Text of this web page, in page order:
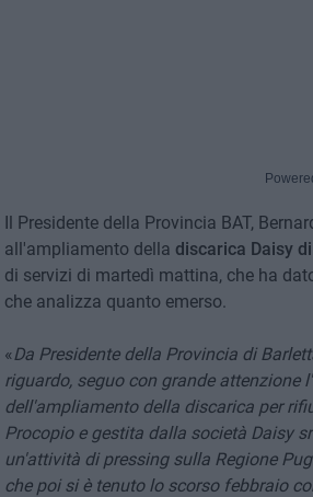
Il Presidente della Provincia BAT,
all'ampliamento della discarica Daisy
di servizi di martedì mattina, che ha
che analizza quanto emerso.
«Da Presidente della Provincia di
riguardo, seguo con grande attenzione
dell'ampliamento della discarica per
Procopio e gestita dalla società Daisy
un'attività di pressing sulla Regione
che poi si è tenuto lo scorso febbraio